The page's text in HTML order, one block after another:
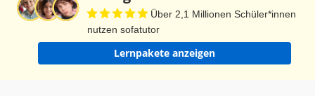
Steinkohle. Steinkohle liegt bedeutend tiefer
unter der Erde als die Braunkohle und sie liegt
bedeutend länger dort als die Braunkohle. Die
Über 2,1 Millionen Schüler*innen
nutzen sofatutor
Lernpakete anzeigen